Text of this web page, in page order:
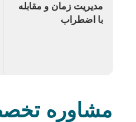
مدیریت زمان و مقابله
با اضطراب
مشاوره